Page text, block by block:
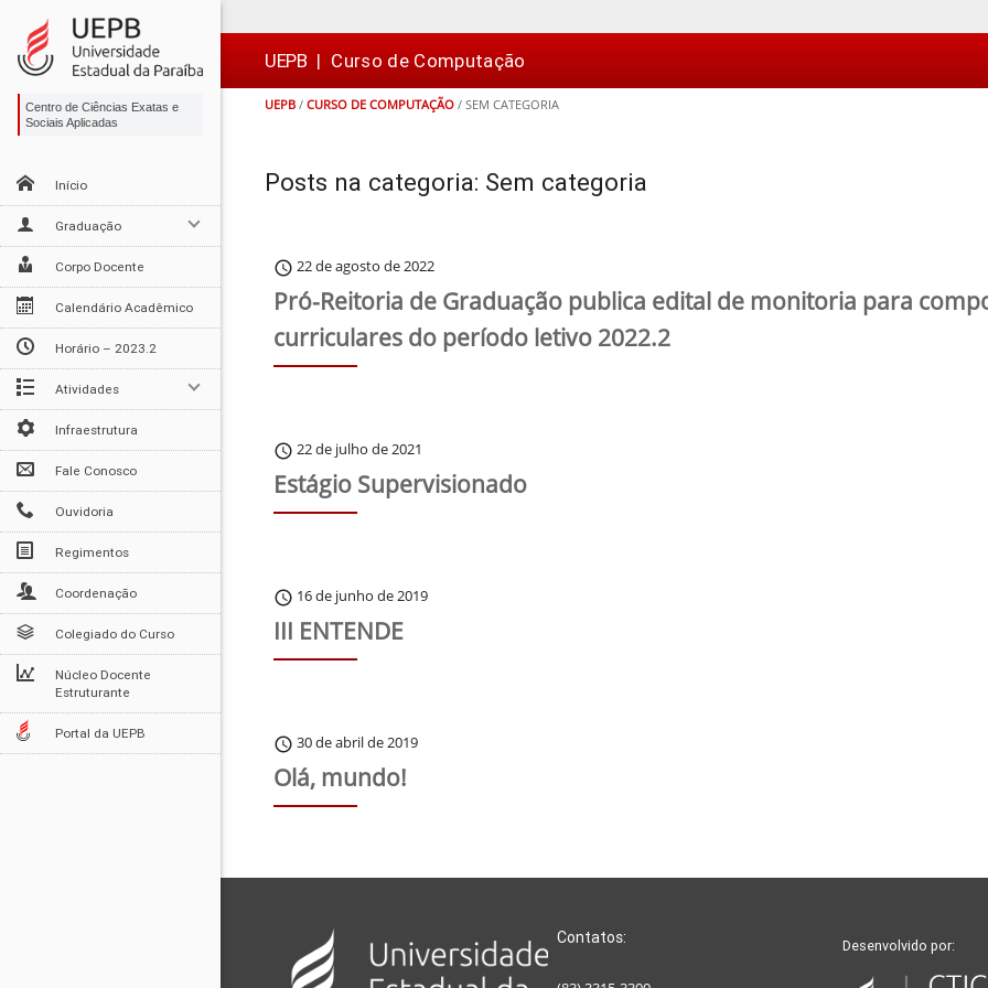
para
conteúdo
para
menu
para
busca
para
rodapé
 UEPB | Curso de Computação
UEPB / CURSO DE COMPUTAÇÃO / SEM CATEGORIA
Centro de Ciências Exatas e
Sociais Aplicadas
Início
Graduação
Corpo Docente
Calendário Acadêmico
Horário – 2023.2
Atividades
Infraestrutura
Fale Conosco
Ouvidoria
Regimentos
Coordenação
Colegiado do Curso
Núcleo Docente
Estruturante
Portal da UEPB
Posts na categoria: Sem categoria
schedule 22 de agosto de 2022
Pró-Reitoria de Graduação publica edital de monitoria para
curriculares do período letivo 2022.2
schedule 22 de julho de 2021
Estágio Supervisionado
schedule 16 de junho de 2019
III ENTENDE
schedule 30 de abril de 2019
Olá, mundo!
Contatos: Desenvolvido por: